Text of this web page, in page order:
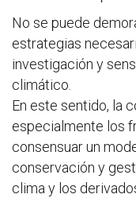
No se puede
estrategias
investigación y
climático.
En este sentido, la
especialmente los
consensuar un
conservación y
clima y los